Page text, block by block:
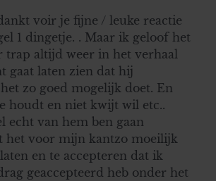
voir je fijne / leuke reactie
1 dingetje. . Maar ik geloof het
trap altijd weer in het verhaal
gaat laten zien dat hij
zo goed mogelijk doet. En
houdt en niet kwijt wil etc..
echt van hem ben gaan
het voor mijn kantzo moeilijk
en te accepteren dat ik
geaccepteerd heb onder het